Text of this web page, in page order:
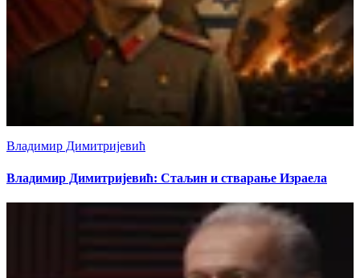
Владимир Димитријевић
Владимир Димитријевић: Стаљин и стварање Израела